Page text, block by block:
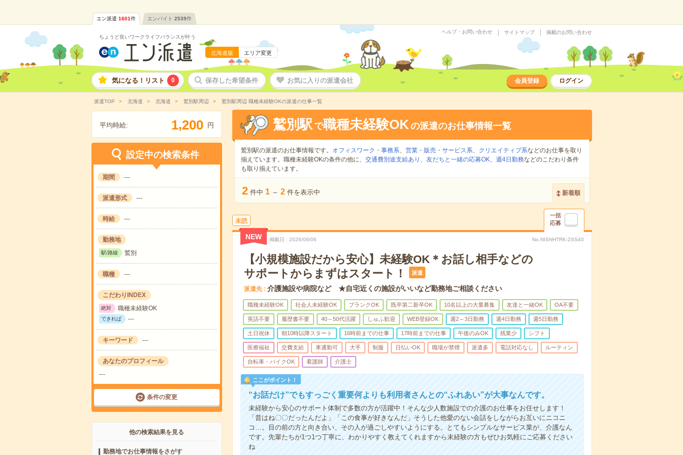
エン派遣 1601件 エンバイト 2539件
ちょうど良いワークライフバランスが叶う
北海道版 エリア変更
ヘルプ・お問い合わせ サイトマップ 掲載のお問い合わせ
気になる！リスト 0 保存した希望条件 お気に入りの派遣会社 会員登録 ログイン
派遣TOP 北海道 北海道 鷲別駅周辺 鷲別駅周辺 職種未経験OKの派遣の仕事一覧
平均時給: 1,200 円
設定中の検索条件
期間 ---
派遣形式 ---
時給 ---
勤務地
駅/路線 鷲別
職種 ---
こだわりINDEX
絶対 職種未経験OK
できれば ---
キーワード ---
あなたのプロフィール
---
条件の変更
他の検索結果を見る
勤務地でお仕事情報をさがす
鷲別駅 で職種未経験OKの派遣のお仕事情報一覧
鷲別駅の派遣のお仕事情報です。 オフィスワーク・事務系、 営業・販売・サービス系、 クリエイティブ系などのお仕事を取り
揃えています。職種未経験OKの条件の他に、 交通費別途支給あり 、 友だちと一緒の応募OK、 週4日勤務などのこだわり条件
も取り揃えています。
2 件中 1 ～ 2 件を表示中 新着順
未読
一括
応募
NEW 掲載日 2026/08/06 No.NISNHTRK-2SS40
【小規模施設だから安心】未経験OK＊お話し相手などの
サポートからまずはスタート！
派遣
派遣先 介護施設や病院など ★自宅近くの施設がいいなど勤務地ご相談ください
職種未経験OK 社会人未経験OK ブランクOK 既卒第二新卒OK 10名以上の大量募集 友達と一緒OK OA不要
英語不要 履歴書不要 40～50代活躍 しゅふ歓迎 WEB登録OK 週2～3日勤務 週4日勤務 週5日勤務
土日祝休 朝10時以降スタート 16時前までの仕事 17時前までの仕事 午後のみOK 残業少 シフト
医療福祉 交費支給 車通勤可 大手 制服 日払いOK 職場が禁煙 派遣多 電話対応なし ルーティン
自転車・バイクOK 看護師 介護士
ここがポイント！
“お話だけ”でもすっごく重要何よりも利用者さんとの“ふれあい”が大事なんです。
未経験から安心のサポート体制で多数の方が活躍中！そんな少人数施設での介護のお仕事をお任せします！
「昔はね〇〇だったんだよ」「この食事が好きなんだ」そうした他愛のない会話をしながらお互いにニコニ
コ…。目の前の方と向き合い、その人が過ごしやすいようにする。とてもシンプルなサービス業が、介護なん
です。先輩たちが1つ1つ丁寧に、わかりやすく教えてくれますから未経験の方もぜひお気軽にご応募ください
ね